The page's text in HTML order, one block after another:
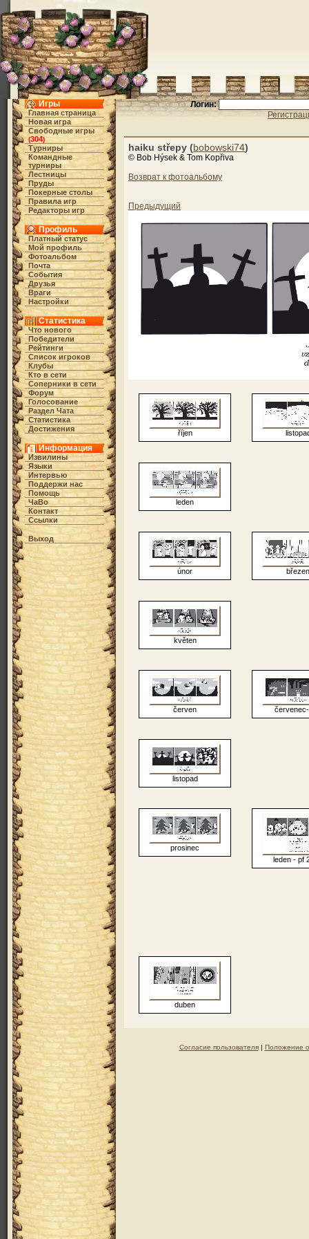
Игры
Главная страница
Новая игра
Свободные игры
(304)
Турниры
Командные
турниры
Лестницы
Пруды
Покерные столы
Правила игр
Редакторы игр
Профиль
Платный статус
Мой профиль
Фотоальбом
Почта
События
Друзья
Враги
Настройки
Статистика
Что нового
Победители
Рейтинги
Список игроков
Клубы
Кто в cети
Соперники в сети
Форум
Голосование
Раздел Чата
Статистика
Достижения
Информация
Извилины
Языки
Интервью
Поддержи нас
Помощь
ЧаВо
Контакт
Ссылки
Выход
Логин:
haiku střepy (bobowski74)
© Bob Hýsek & Tom Kopřiva
Возврат к фотоальбому
Предыдущий
říjen
leden
únor březen
květen
červen
listopad
prosinec
leden - pf
duben
Согласие пользователя| Положение